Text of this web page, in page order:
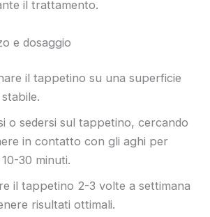
il trattamento.
e dosaggio
il tappetino su una superficie
o sedersi sul tappetino, cercando
in contatto con gli aghi per
30 minuti.
il tappetino 2-3 volte a settimana
risultati ottimali.